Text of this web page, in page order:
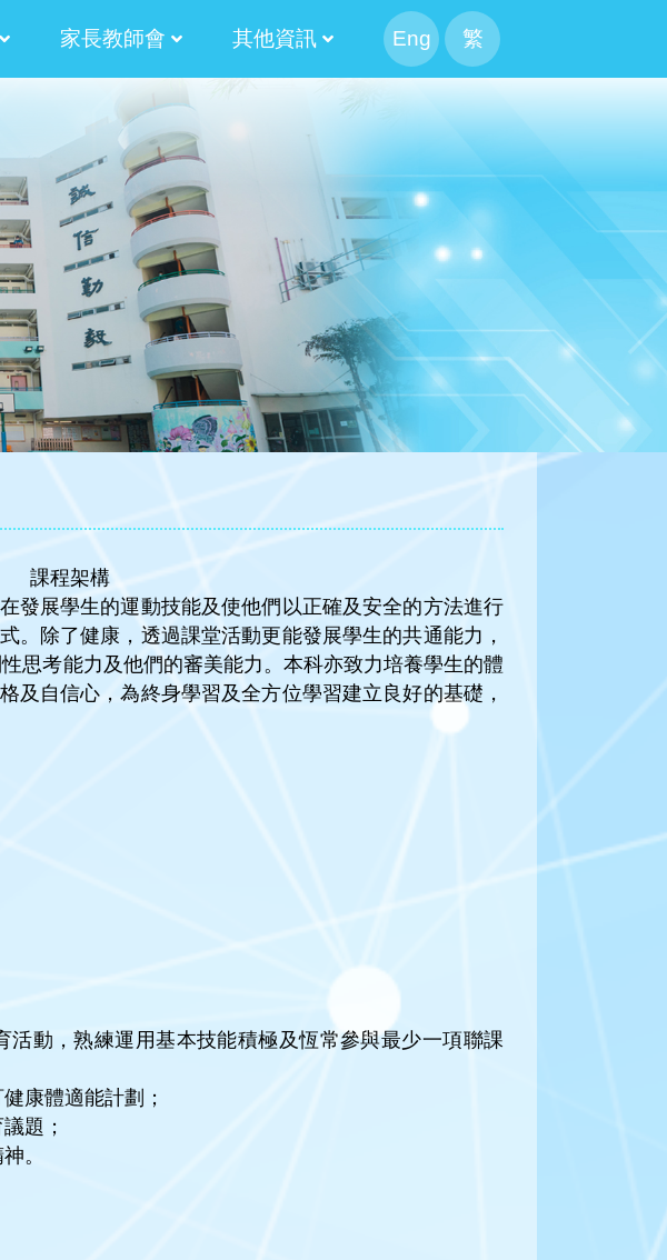
家長教師會 其他資訊 Eng 繁
課程架構
發展學生的運動技能及使他們以正確及安全的方法進行
。除了健康，透過課堂活動更能發展學生的共通能力，
思考能力及他們的審美能力。本科亦致力培養學生的體
及自信心，為終身學習及全方位學習建立良好的基礎，
動，熟練運用基本技能積極及恆常參與最少一項聯課
康體適能計劃；
題；
。